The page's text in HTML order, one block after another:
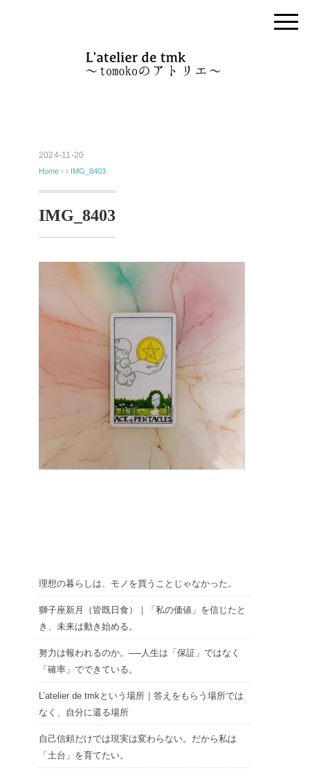
2024-11-20
Home › › IMG_8403
IMG_8403
理想の暮らしは、モノを買うことじゃなかった。
獅子座新月（皆既日食）｜「私の価値」を信じたと
き、未来は動き始める。
努力は報われるのか。──人生は「保証」ではなく
「確率」でできている。
L’atelier de tmkという場所｜答えをもらう場所では
なく、自分に還る場所
自己信頼だけでは現実は変わらない。だから私は
「土台」を育てたい。